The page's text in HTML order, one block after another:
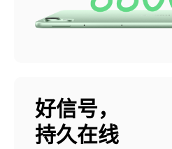
好信号，
持久在线